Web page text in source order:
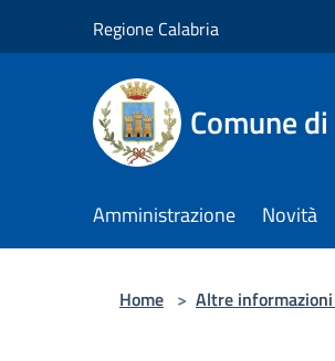
Regione Calabria
Comune
Amministrazione Novità
Home > Altre